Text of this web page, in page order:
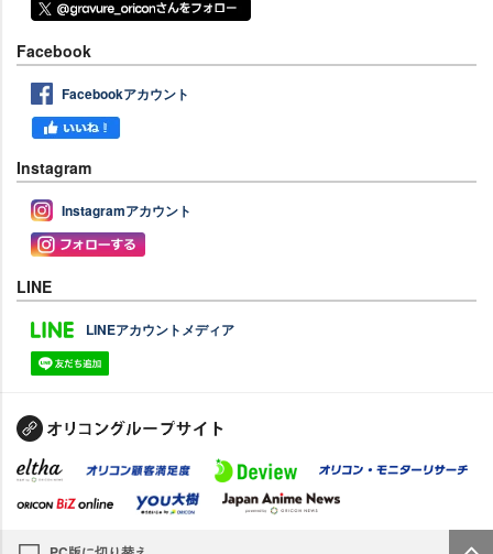
Facebook
Facebookアカウント
Instagram
Instagramアカウント
LINE
LINEアカウントメディア